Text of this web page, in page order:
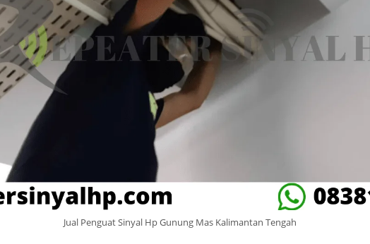
Jual Penguat Sinyal Hp Gunung Mas Kalimantan Tengah